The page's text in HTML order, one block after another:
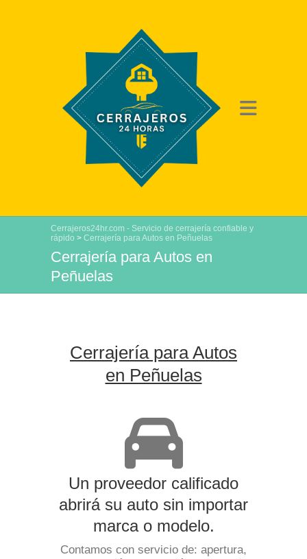
Cerrajeros24hr.com - Servicio de cerrajería confiable y
rápido > Cerrajería para Autos en Peñuelas
Cerrajería para Autos en
Peñuelas
Cerrajería para Autos
en Peñuelas
Un proveedor calificado
abrirá su auto sin importar
marca o modelo.
Contamos con servicio de: apertura,